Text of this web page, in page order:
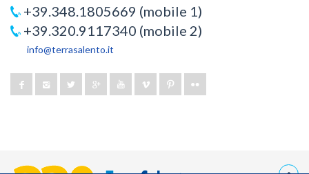
+39.348.1805669 (mobile 1)
+39.320.9117340 (mobile 2)
info@terrasalento.it